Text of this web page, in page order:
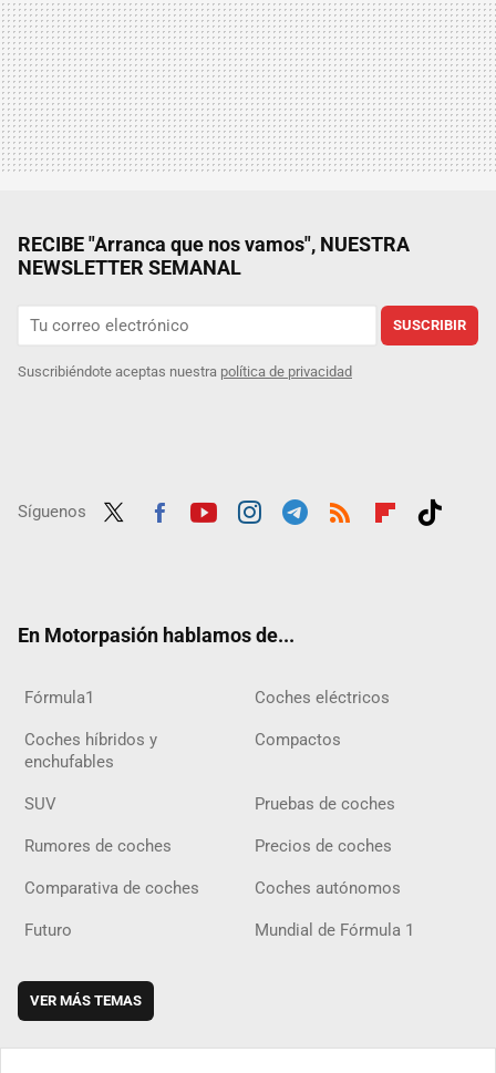
RECIBE "Arranca que nos vamos", NUESTRA
NEWSLETTER SEMANAL
SUSCRIBIR
Suscribiéndote aceptas nuestra política de privacidad
Síguenos
En Motorpasión hablamos de...
Fórmula1 Coches eléctricos
Coches híbridos y
enchufables
Compactos
SUV Pruebas de coches
Rumores de coches Precios de coches
Comparativa de coches Coches autónomos
Futuro Mundial de Fórmula 1
VER MÁS TEMAS